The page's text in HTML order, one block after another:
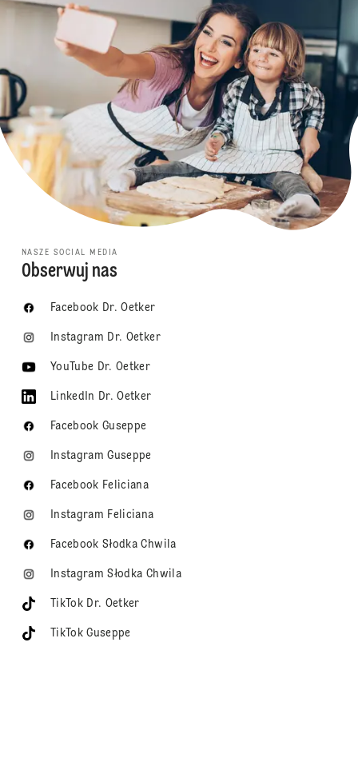
NASZE SOCIAL MEDIA
Obserwuj nas
Facebook Dr. Oetker
Instagram Dr. Oetker
YouTube Dr. Oetker
LinkedIn Dr. Oetker
Facebook Guseppe
Instagram Guseppe
Facebook Feliciana
Instagram Feliciana
Facebook Słodka Chwila
Instagram Słodka Chwila
TikTok Dr. Oetker
TikTok Guseppe